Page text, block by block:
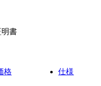
明書
格 仕様